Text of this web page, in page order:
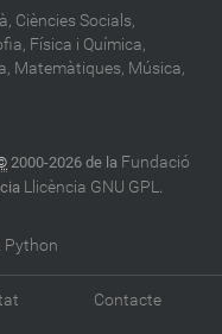
Ciències Socials,
Física i Química,
Matemàtiques, Música,
2000-2026 de la Fundació
Llicència GNU GPL.
Python
Contacte